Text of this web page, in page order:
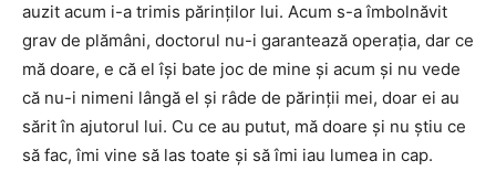
auzit acum i-a trimis părinţilor lui. Acum s-a îmbolnăvit
grav de plămâni, doctorul nu-i garantează operaţia, dar ce
mă doare, e că el îşi bate joc de mine şi acum şi nu vede
că nu-i nimeni lângă el şi râde de părinţii mei, doar ei au
sărit în ajutorul lui. Cu ce au putut, mă doare şi nu ştiu ce
să fac, îmi vine să las toate şi să îmi iau lumea in cap.